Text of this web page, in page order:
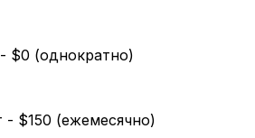
$0 (однократно)
- $150 (ежемесячно)